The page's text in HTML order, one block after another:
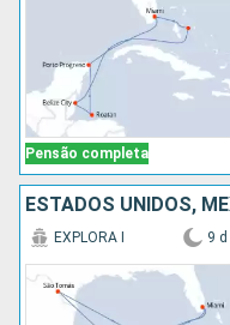
Pensão completa
EXPLORA I 9 d